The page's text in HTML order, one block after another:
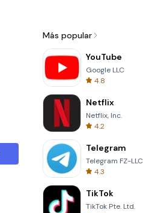
Más popular
YouTube
Google LLC
4.8
Netflix
Netflix, Inc.
4.2
Telegram
Telegram FZ-LLC
4.3
TikTok
TikTok Pte. Ltd.